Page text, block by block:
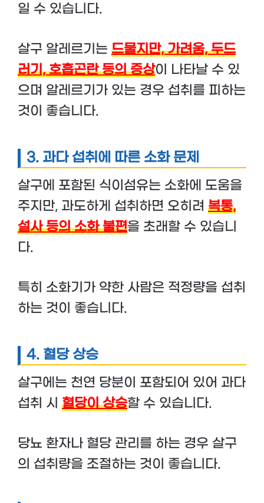
일 수 있습니다.
살구 알레르기는 드물지만, 가려움, 두드
러기, 호흡곤란 등의 증상이 나타날 수 있
으며 알레르기가 있는 경우 섭취를 피하는
것이 좋습니다.
3. 과다 섭취에 따른 소화 문제
살구에 포함된 식이섬유는 소화에 도움을
주지만, 과도하게 섭취하면 오히려 복통,
설사 등의 소화 불편을 초래할 수 있습니
다.
특히 소화기가 약한 사람은 적정량을 섭취
하는 것이 좋습니다.
4. 혈당 상승
살구에는 천연 당분이 포함되어 있어 과다
섭취 시 혈당이 상승할 수 있습니다.
당뇨 환자나 혈당 관리를 하는 경우 살구
의 섭취량을 조절하는 것이 좋습니다.